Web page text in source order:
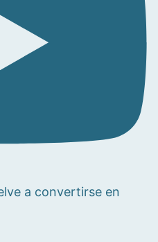
a convertirse en